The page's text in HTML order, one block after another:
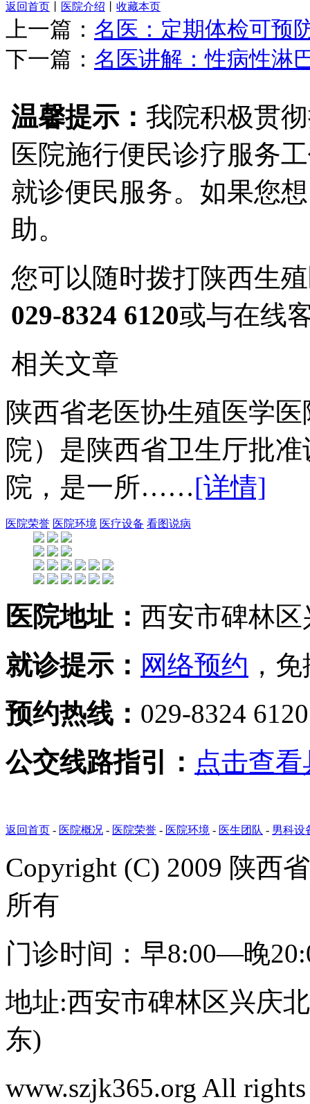
返回首页 医院介绍 收藏本页
上一篇： 名医：定期体检可预
下一篇： 名医讲解：性病性淋
温馨提示： 我院积极贯
医院施行便民诊疗服务
就诊便民服务。如果您
助。
您可以随时拨打陕西生
029-8324 6120或与在线
相关文章
陕西省老医协生殖医学
院）是陕西省卫生厅批
院，是一所……[详情]
医院荣誉 医院环境 医疗设备 看图说病
医院地址： 西安市碑林区
就诊提示： 网络预约 ，
预约热线： 029-8324
公交线路指引： 点击查
返回首页 - 医院概况 - 医院荣誉 - 医院环境 - 医生团队 - 男科设
Copyright (C) 2009 陕西
所有
门诊时间：早8:00—晚
地址:西安市碑林区兴庆
东)
www.szjk365.org All